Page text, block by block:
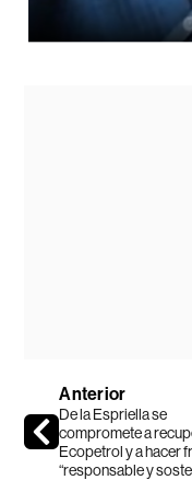
Anterior
De la Espriella se
compromete a
Ecopetrol y a hacer
“responsable y